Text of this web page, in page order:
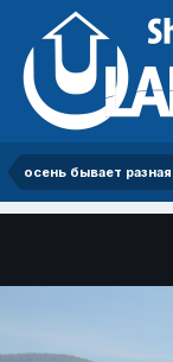
осень бывает